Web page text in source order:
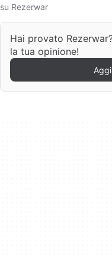
su Rezerwar
Hai provato
la tua opinione!